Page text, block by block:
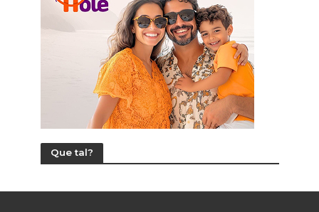
Que tal?